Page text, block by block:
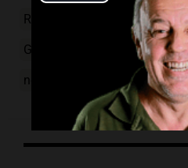
Video
Revelaciones sobre su estado
Gimena Accardi separación
noticias